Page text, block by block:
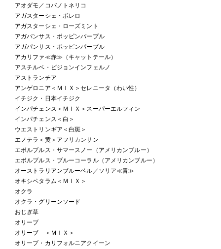
アオダモ／コバノトネリコ
アガスターシェ・ボレロ
アガスターシェ・ローズミント
アガパンサス・ポッピンパープル
アガパンサス・ポッピンパープル
アカリファ≪赤≫（キャットテール）
アスチルベ・ビジョンインフェルノ
アストランチア
アンゲロニア＜ＭＩＸ＞セレニータ（わい性）
イチジク・日本イチジク
インパチェンス＜ＭＩＸ＞スーパーエルフィン
インパチェンス＜白＞
ウエストリンギア＜白斑＞
エノテラ＜黄＞アフリカンサン
エボルブルス・サマースノー（アメリカンブルー）
エボルブルス・ブルーコーラル（アメリカンブルー）
オーストラリアンブルーベル／ソリア≪青≫
オキシペタラム＜ＭＩＸ＞
オクラ
オクラ・グリーンソード
おじぎ草
オリーブ
オリーブ ＜ＭＩＸ＞
オリーブ・カリフォルニアクイーン